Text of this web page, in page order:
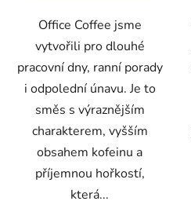
Office Coffee jsme
vytvořili pro dlouhé
pracovní dny, ranní porady
i odpolední únavu. Je to
směs s výraznějším
charakterem, vyšším
obsahem kofeinu a
příjemnou hořkostí,
která...